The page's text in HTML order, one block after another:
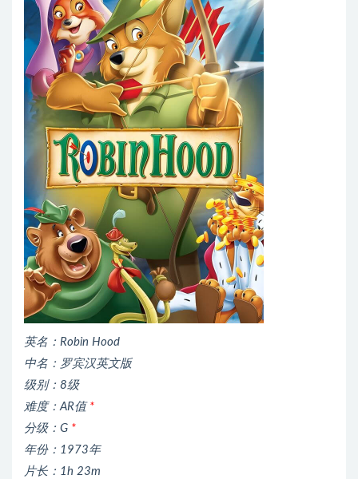
英名：Robin Hood
中名：罗宾汉英文版
级别：8级
难度：AR值 *
分级：G *
年份：1973年
片长：1h 23m